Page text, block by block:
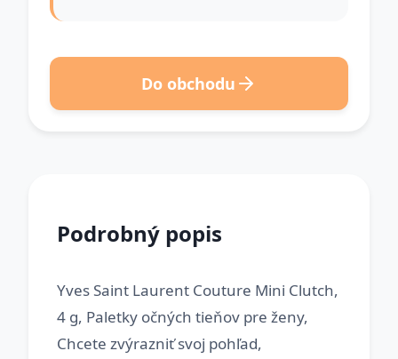
Do obchodu
Podrobný popis
Yves Saint Laurent Couture Mini Clutch,
4 g, Paletky očných tieňov pre ženy,
Chcete zvýrazniť svoj pohľad,